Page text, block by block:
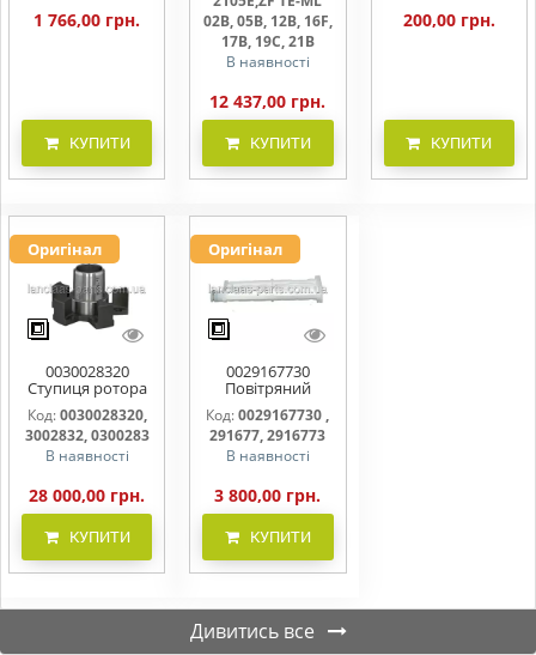
1 766,00 грн.
КУПИТИ
02B, 05B, 12B, 16F,
17B, 19C, 21B
В наявності
12 437,00 грн.
КУПИТИ
200,00 грн.
КУПИТИ
Оригінал
0030028320
Ступиця ротора
CLAAS
Код:0030028320,
3002832, 0300283
В наявності
28 000,00 грн.
КУПИТИ
Оригінал
0029167730
Повітряний
фільтр бака
(фільтр AdBlue)
Код: 0029167730 ,
291677, 2916773
В наявності
3 800,00 грн.
КУПИТИ
Дивитись все